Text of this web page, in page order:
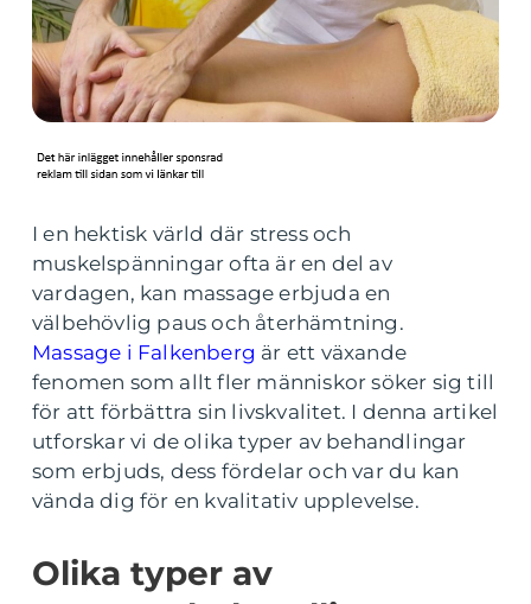
I en hektisk värld där stress och
muskelspänningar ofta är en del av
vardagen, kan massage erbjuda en
välbehövlig paus och återhämtning.
Massage i Falkenberg är ett växande
fenomen som allt fler människor söker sig till
för att förbättra sin livskvalitet. I denna artikel
utforskar vi de olika typer av behandlingar
som erbjuds, dess fördelar och var du kan
vända dig för en kvalitativ upplevelse.
Olika typer av